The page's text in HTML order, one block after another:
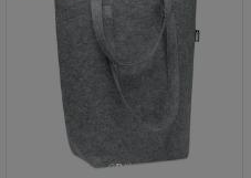
Přizpůsobte si to!